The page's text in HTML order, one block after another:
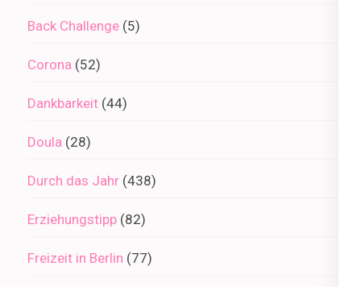
Back Challenge (5)
Corona (52)
Dankbarkeit (44)
Doula (28)
Durch das Jahr (438)
Erziehungstipp (82)
Freizeit in Berlin (77)